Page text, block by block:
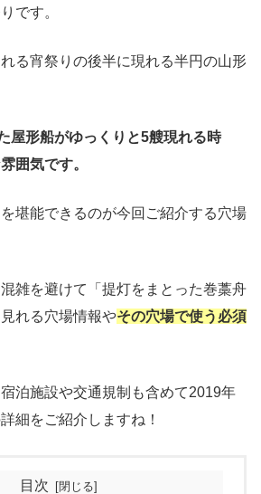
です。
る宵祭りの後半に現れる半円の山形
屋形船がゆっくりと5艘現れる時
囲気です。
堪能できるのが今回ご紹介する穴場
雑を避けて「提灯をまとった巻藁舟
れる穴場情報やその穴場で使う必須
泊施設や交通規制も含めて2019年
細をご紹介しますね！
目次